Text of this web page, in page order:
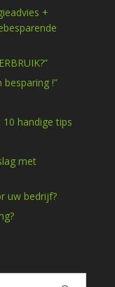
+
!”
handige tips
met
uw bedrijf?